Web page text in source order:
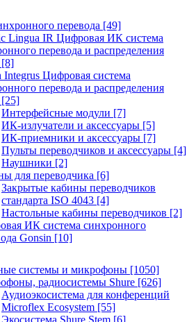
перевода [49]
Lingua IR Цифровая ИК система
перевода и распределения
[8]
Integrus Цифровая система
перевода и распределения
[25]
Интерфейсные модули [7]
ИК-излучатели и аксессуары [5]
ИК-приемники и аксессуары [7]
Пульты переводчиков и аксессуары [4]
Наушники [2]
для переводчика [6]
Закрытые кабины переводчиков
стандарта ISO 4043 [4]
Настольные кабины переводчиков [2]
ИК система синхронного
Gonsin [10]
системы и микрофоны [1050]
радиосистемы Shure [626]
Аудиоэкосистема для конференций
Microflex Ecosystem [55]
Экосистема Shure Stem [6]